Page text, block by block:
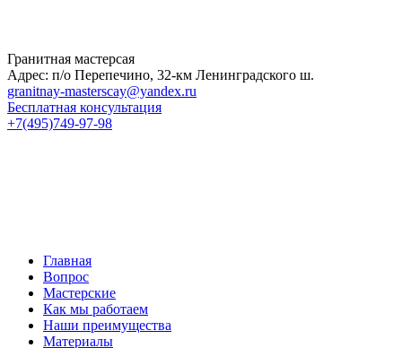
Гранитная мастерсая
Адрес: п/о Перепечино, 32-км Ленинградского ш.
granitnay-masterscay@yandex.ru
Бесплатная консультация
+7(495)749-97-98
Главная
Вопрос
Мастерские
Как мы работаем
Наши преимущества
Материалы